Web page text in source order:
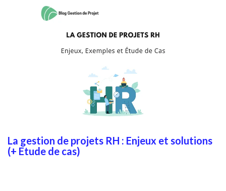
La gestion de projets RH : Enjeux et solutions
(+ Etude de cas)